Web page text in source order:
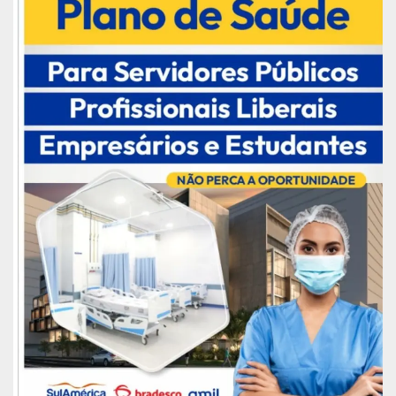
Estação Ecológica Maracá, as áreas destinadas à
redefinição dos limites da Reserva Florestal
Parima, nem áreas do Ministério da Defesa.
O texto aprovado também autoriza os governos
de Roraima e do Amapá reduzirem, nos imóveis
rurais, “a área com cobertura de vegetação nativa
para até 50%, quando o Estado tiver Zoneamento
Ecológico-Econômico aprovado ou mais de 65%
do seu território ocupado por unidades de
conservação da natureza de domínio público,
devidamente regularizadas, por terras indígenas
homologadas, terras das forças armadas,
perímetros das rodovias federais e outras que a
União venha a instituir”.
As terras doadas deverão ser preferencialmente